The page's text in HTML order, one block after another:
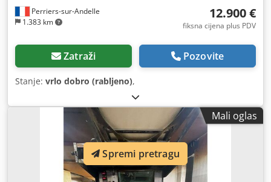
Perriers-sur-Andelle
1.383 km
12.900 €
fiksna cijena plus PDV
Zatraži Pozovite
Stanje: vrlo dobro (rabljeno),
Mali oglas
Spremi pretragu